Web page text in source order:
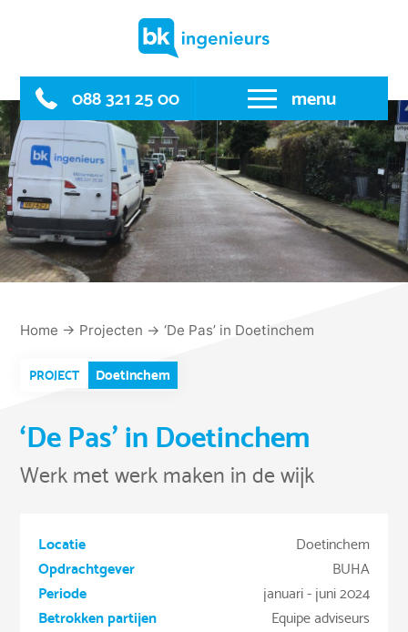
088 321 25 00 menu
Home → Projecten →‘De Pas’ in Doetinchem
PROJECT Doetinchem
‘De Pas’ in Doetinchem
Werk met werk maken in de wijk
Locatie
Doetinchem
Opdrachtgever
BUHA
Periode
januari - juni 2024
Betrokken partijen
Equipe adviseurs